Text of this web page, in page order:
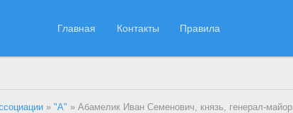
Главная Контакты Правила
»"А" » Абамелик Иван Семенович, князь, генерал-майор